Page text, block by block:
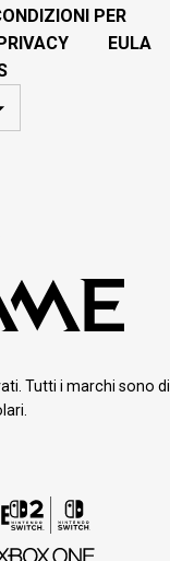
PER
EULA
Tutti i marchi sono di